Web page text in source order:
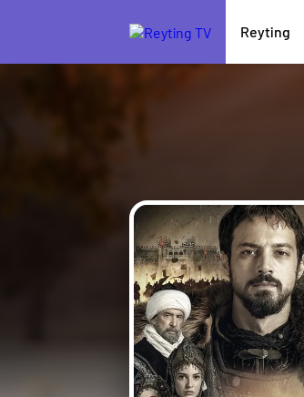
Reyting